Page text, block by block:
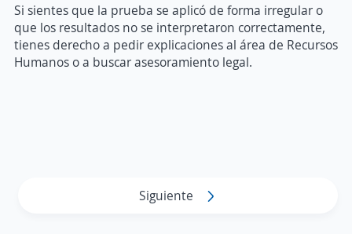
Si sientes que la prueba se aplicó de forma irregular o
que los resultados no se interpretaron correctamente,
tienes derecho a pedir explicaciones al área de Recursos
Humanos o a buscar asesoramiento legal.
Siguiente